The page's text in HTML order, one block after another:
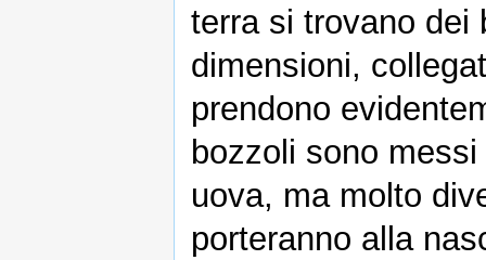
terra si trovano dei
dimensioni,
prendono
bozzoli sono
uova, ma molto
porteranno alla